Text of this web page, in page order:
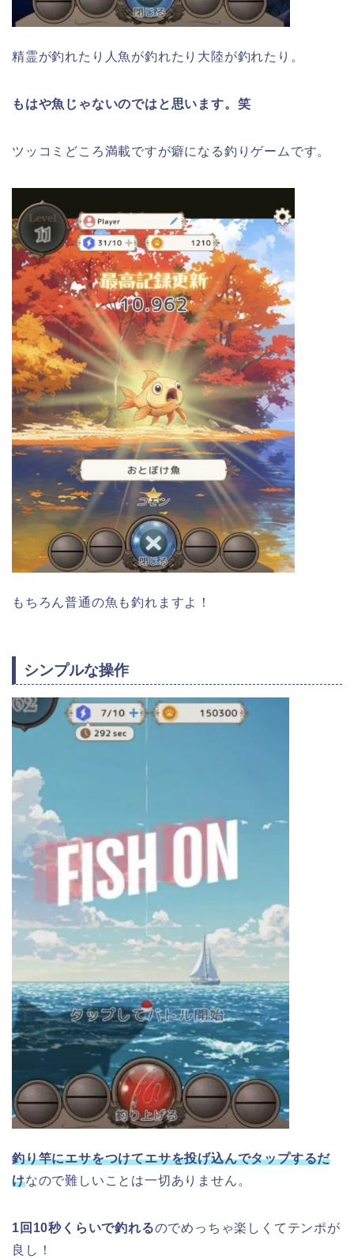
精霊が釣れたり人魚が釣れたり大陸が釣れたり。
もはや魚じゃないのではと思います。笑
ツッコミどころ満載ですが癖になる釣りゲームです。
もちろん普通の魚も釣れますよ！
シンプルな操作
釣り竿にエサをつけてエサを投げ込んでタップするだ
けなので難しいことは一切ありません。
1回10秒くらいで釣れるのでめっちゃ楽しくてテンポが
良し！